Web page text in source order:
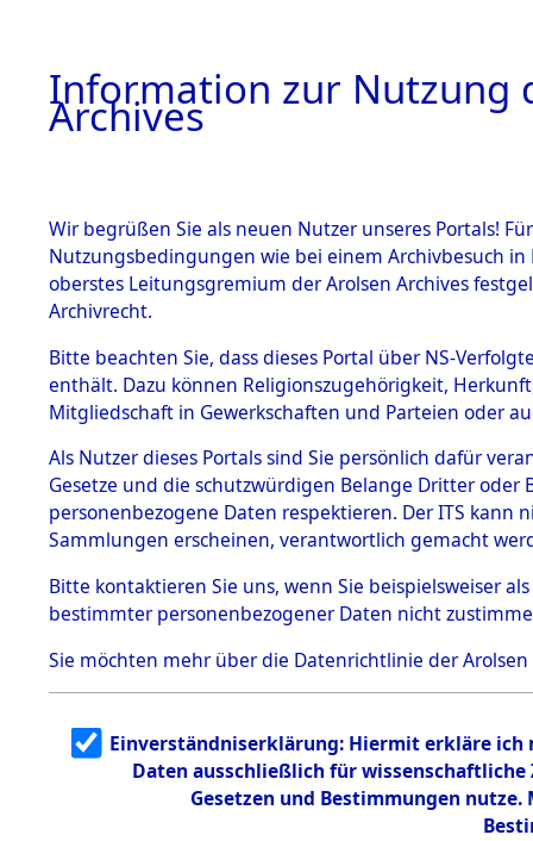
BESTÄNDE
1.
mente
5. Verschiedenes
5.3
Todesmärsche
5.3.1 Alliierte
Erhebungen
zu
Todesmärsch
en
5.3.2
g
5.3.3
Todesmärsch
Fronberg.
0149
Information zur Nutzung
Archives
Wir begrüßen Sie als neuen Nutzer unseres Portals!
Nutzungsbedingungen wie bei einem Archivbesuch
oberstes Leitungsgremium der Arolsen Archives
Archivrecht.
Bitte beachten Sie, dass dieses Portal über NS-
enthält. Dazu können Religionszugehörigkeit,
Mitgliedschaft in Gewerkschaften und Parteien oder
Als Nutzer dieses Portals sind Sie persönlich dafür
Gesetze und die schutzwürdigen Belange Dritter
personenbezogene Daten respektieren. Der ITS
Sammlungen erscheinen, verantwortlich gemacht
Bitte kontaktieren Sie uns, wenn Sie beispielsweiser
bestimmter personenbezogener Daten nicht
Sie möchten mehr über die Datenrichtlinie der Arolsen
Einverständniserklärung: Hiermit erkläre ich
Daten ausschließlich für
Gesetzen und Bestimmungen